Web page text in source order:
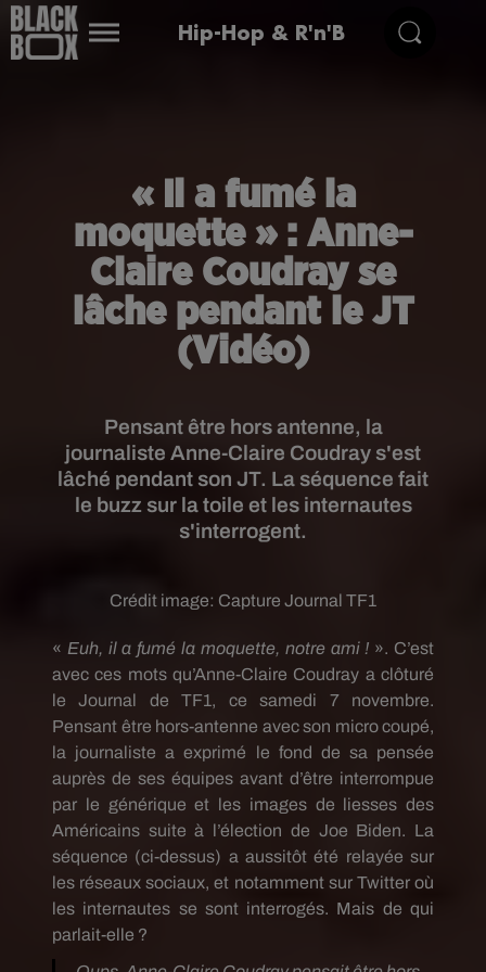
Hip-Hop & R'n'B
« Il a fumé la
moquette » : Anne-
Claire Coudray se
lâche pendant le JT
(Vidéo)
Pensant être hors antenne, la
journaliste Anne-Claire Coudray s'est
lâché pendant son JT. La séquence fait
le buzz sur la toile et les internautes
s'interrogent.
Crédit image: Capture Journal TF1
« Euh, il a fumé la moquette, notre ami ! ». C’est
avec ces mots qu’Anne-Claire Coudray a clôturé
le Journal de TF1, ce samedi 7 novembre.
Pensant être hors-antenne avec son micro coupé,
la journaliste a exprimé le fond de sa pensée
auprès de ses équipes avant d’être interrompue
par le générique et les images de liesses des
Américains suite à l’élection de Joe Biden. La
séquence (ci-dessus) a aussitôt été relayée sur
les réseaux sociaux, et notamment sur Twitter où
les internautes se sont interrogés. Mais de qui
parlait-elle ?